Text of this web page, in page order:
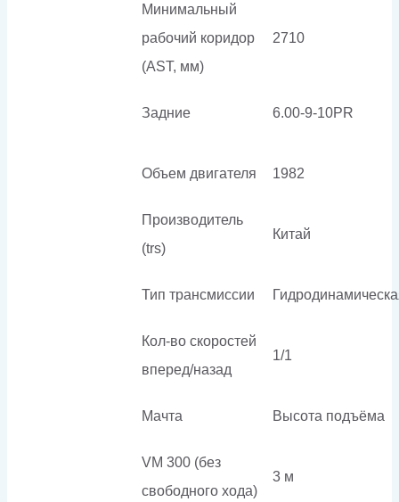
Минимальный
рабочий коридор
(AST, мм)
2710
Задние 6.00-9-10PR
Объем двигателя 1982
Производитель
(trs)
Китай
Тип трансмиссии
Кол-во скоростей
вперед/назад
1/1
Мачта Высота подъёма
VM 300 (без
свободного хода)
3 м